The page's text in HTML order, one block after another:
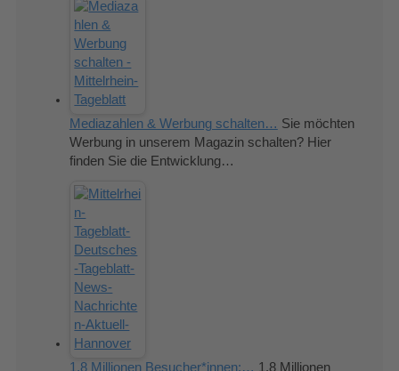
Mediazahlen & Werbung schalten… Sie möchten
Werbung in unserem Magazin schalten? Hier
finden Sie die Entwicklung…
1,8 Millionen Besucher*innen:… 1,8 Millionen